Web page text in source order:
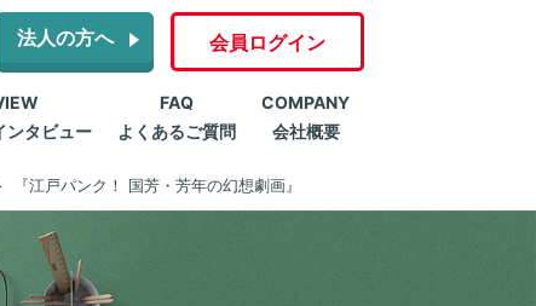
法人の方へ 会員ログイン
ンタビュー
FAQ
よくあるご質問
COMPANY
会社概要
『江戸パンク！ 国芳・芳年の幻想劇画』